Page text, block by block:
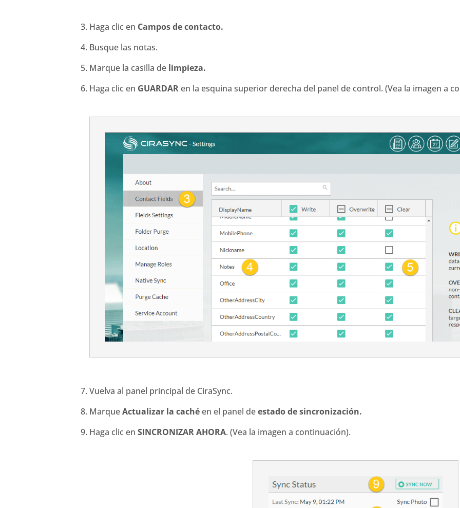
Haga clic en Campos de contacto.
Busque las notas.
Marque la casilla de limpieza.
Haga clic en GUARDAR en la esquina superior derecha del panel de control. (Vea la imagen a
Vuelva al panel principal de CiraSync.
MarqueActualizar la caché en el panel deestado de sincronización.
Haga clic enSINCRONIZAR AHORA. (Vea la imagen a continuación).